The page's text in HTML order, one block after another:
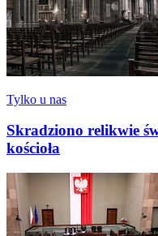
Tylko u nas
Skradziono relikwie
kościoła